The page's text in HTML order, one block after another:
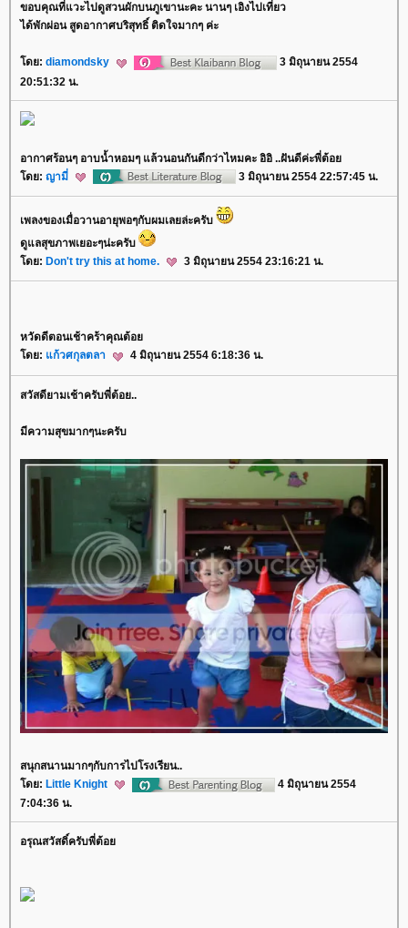
ขอบคุณที่แวะไปดูสวนผักบนภูเขานะคะ นานๆ เอิงไปเที่ยว
ได้พักผ่อน สูดอากาศบริสุทธิ์ ติดใจมากๆ ค่ะ
ดย: diamondsky
3 มิถุนายน 2554
20:51:32 น.
อากาศร้อนๆ อาบน้ำหอมๆ แล้วนอนกันดีกว่าไหมคะ อิอิ ..ฝันดีค่ะพี่ต้อ
ดย: ญามี่ 3 มิถุนายน 2554 22:57:45 น.
เพลงของเมื่อวานอายุพอๆกับผมเลยล่ะครับ
ดูแลสุขภาพเยอะๆน่ะครับ
ดย: Don't try this at home. 3 มิถุนายน 2554 23:16:21 น.
หวัดดีตอนเช้าคร้าคุณต้อ
ดย: ก้วศกุลตลา 4 มิถุนายน 2554 6:18:36 น.
สวัสดียามเช้าครับพี่ต้อย..
มีความสุขมากๆนะครับ
สนุกสนานมากๆกับการไปโรงเรียน..
ดย: Little Knight
4 มิถุนายน 2554
7:04:36 น.
อรุณสวัสดิ์ครับพี่ต้อ